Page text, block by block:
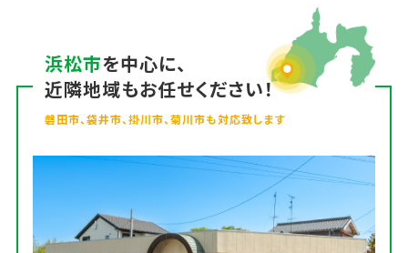
浜松市を中心に、
近隣地域もお任せください！
磐田市、袋井市、掛川市、菊川市も対応致します